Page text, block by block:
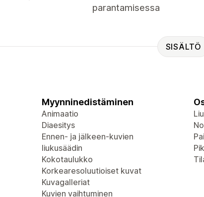
parantamisessa
SISÄLTÖ
Myynninedistäminen
Animaatio
Diaesitys
Ennen- ja jälkeen-kuvien
liukusäädin
Kokotaulukko
Korkearesoluutioiset kuvat
Kuvagalleriat
Kuvien vaihtuminen